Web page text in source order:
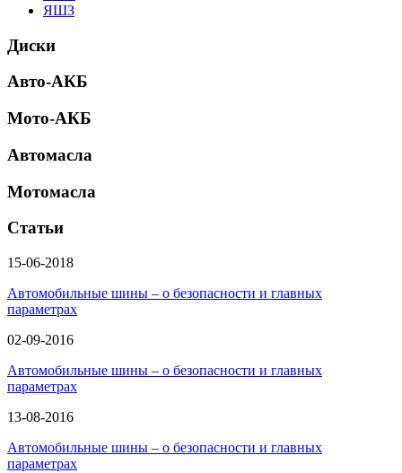
ЯШЗ
Диски
Авто-АКБ
Мото-АКБ
Автомасла
Мотомасла
Статьи
15-06-2018
Автомобильные шины – о безопасности и главных
параметрах
02-09-2016
Автомобильные шины – о безопасности и главных
параметрах
13-08-2016
Автомобильные шины – о безопасности и главных
параметрах